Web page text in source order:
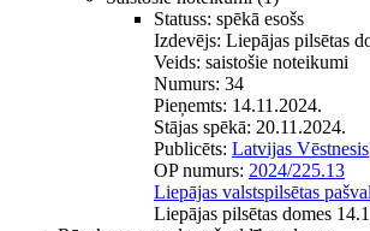
Statuss: spēkā esošs
Izdevējs: Liepājas pilsētas
Veids: saistošie noteikumi
Numurs: 34
Pieņemts: 14.11.2024.
Stājas spēkā: 20.11.2024.
Publicēts: Latvijas Vēstnesis
OP numurs: 2024/225.13
Liepājas valstspilsētas
Liepājas pilsētas domes